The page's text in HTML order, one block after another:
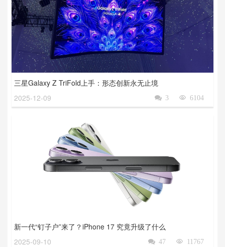
三星Galaxy Z TriFold上手：形态创新永无止境
2025-12-09
6104

3

新一代“钉子户”来了？iPhone 17 究竟升级了什么
2025-09-10
11767

47
